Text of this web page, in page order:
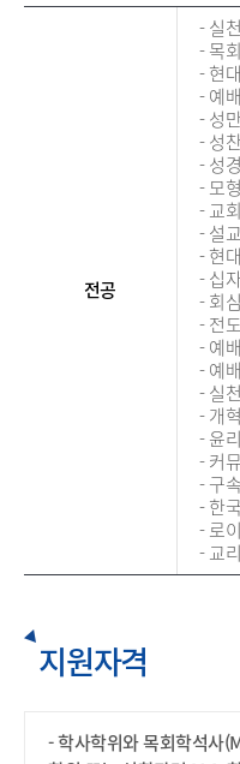
전공
- 실
- 목
- 현
- 예
- 성
- 성
- 성
- 모
- 교
- 설
- 현
- 십
- 회
- 전
- 예
- 예
- 실
- 개
- 윤
- 커
- 구
- 한
- 로
- 교
지원자격
- 학사학위와 목회학석사